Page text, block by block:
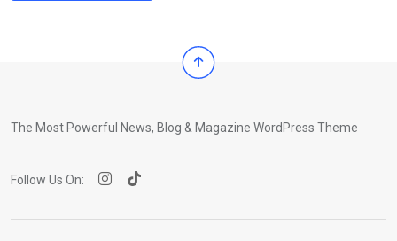
The Most Powerful News, Blog & Magazine WordPress Theme
Follow Us On: